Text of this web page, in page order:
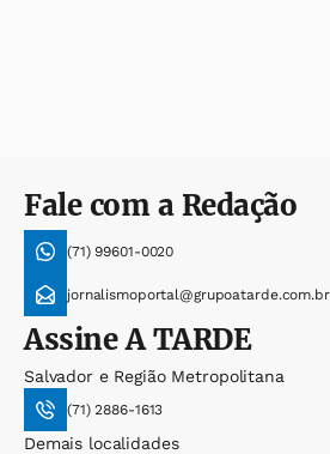
Fale com a Redação
(71) 99601-0020
jornalismoportal@grupoatarde.com.br
AssineA TARDE
Salvador e Região Metropolitana
(71) 2886-1613
Demais localidades